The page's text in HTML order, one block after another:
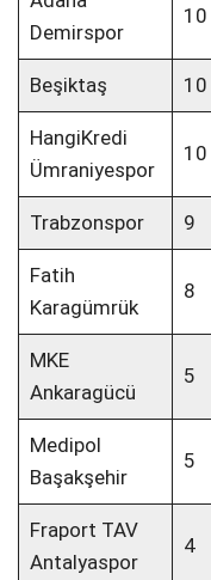
Demirspor
10
Beşiktaş 10
HangiKredi
Ümraniyespor
10
Trabzonspor 9
Fatih
Karagümrük
8
MKE
Ankaragücü
5
Medipol
Başakşehir
5
Fraport TAV
Antalyaspor
4